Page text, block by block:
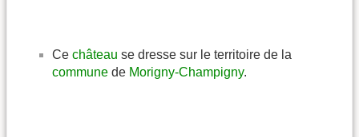
Ce château se dresse sur le territoire de la
commune de Morigny-Champigny.